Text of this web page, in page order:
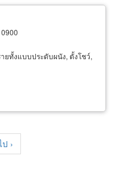
ยทั้งแบบประดับผนัง, ตั้งโชว์,
›